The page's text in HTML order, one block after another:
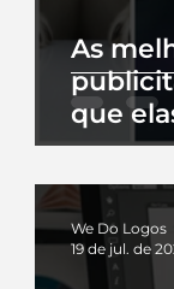
As
que
We Do Logos
19 de jul. de